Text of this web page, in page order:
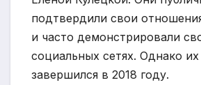
подтвердили свои
и часто демонстрировали
социальных сетях. Однако
завершился в 2018 году.